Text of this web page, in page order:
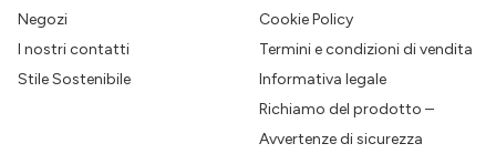
Negozi
I nostri contatti
Stile Sostenibile
Cookie Policy
Termini e condizioni di vendita
Informativa legale
Richiamo del prodotto –
Avvertenze di sicurezza